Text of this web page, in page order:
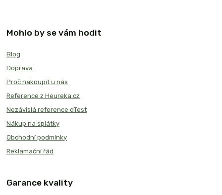
Mohlo by se vám hodit
Blog
Doprava
Proč nakoupit u nás
Reference z Heureka.cz
Nezávislá reference dTest
Nákup na splátky
Obchodní podmínky
Reklamační řád
Garance kvality